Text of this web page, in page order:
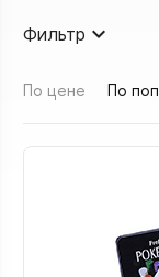
Фильтр
По цене По